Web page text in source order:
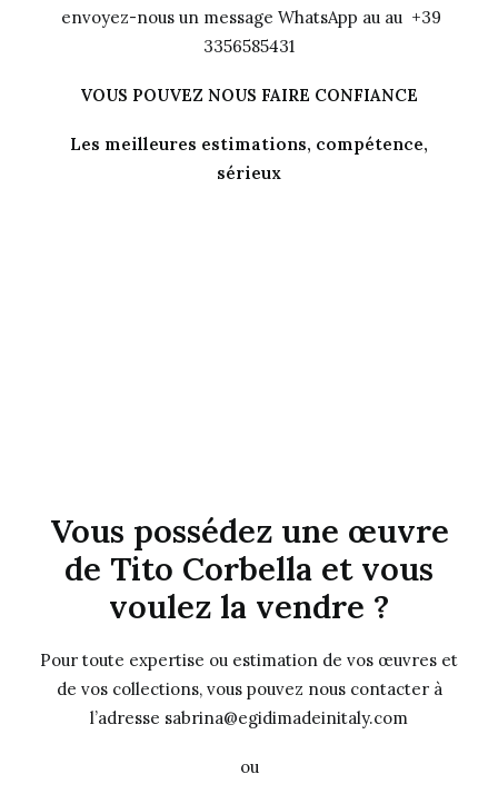
envoyez-nous un message WhatsApp au au +39
3356585431
VOUS POUVEZ NOUS FAIRE CONFIANCE
Les meilleures estimations, compétence,
sérieux
Vous possédez une œuvre
de Tito Corbella et vous
voulez la vendre ?
Pour toute expertise ou estimation de vos œuvres et
de vos collections, vous pouvez nous contacter à
l’adresse sabrina@egidimadeinitaly.com
ou